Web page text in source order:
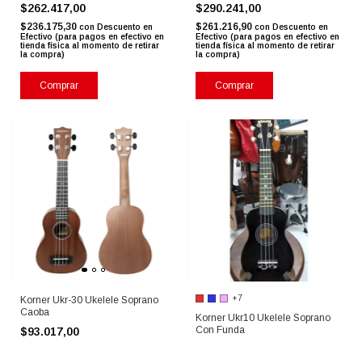
$262.417,00
$236.175,30 con Descuento en
Efectivo (para pagos en efectivo en
tienda física al momento de retirar
la compra)
Comprar
$290.241,00
$261.216,90 con Descuento en
Efectivo (para pagos en efectivo en
tienda física al momento de retirar
la compra)
Comprar
Korner Ukr-30 Ukelele Soprano
Caoba
$93.017,00
+7
Korner Ukr10 Ukelele Soprano
Con Funda